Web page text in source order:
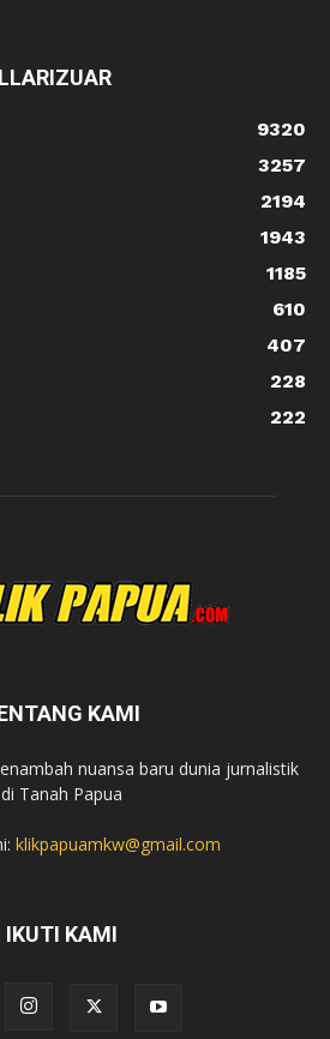
9320
3257
2194
1943
1185
610
407
228
222
KAMI
nuansa baru dunia jurnalistik
di Tanah Papua
klikpapuamkw@gmail.com
IKUTI KAMI